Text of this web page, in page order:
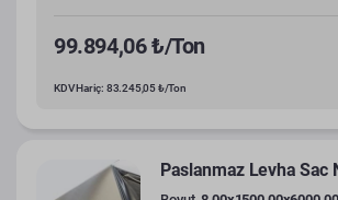
99.894,06 ₺/Ton
KDV Hariç: 83.245,05 ₺/Ton
Paslanmaz Levha Sac